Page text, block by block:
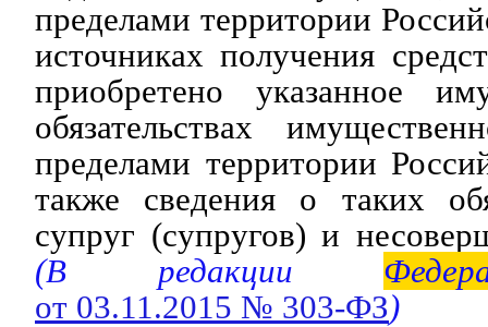
пределами территории
источниках получения
приобретено указанное
обязательствах
пределами территории
также сведения о таких
супруг (супругов) и
(В редакции
от 03.11.2015 № 303-ФЗ)